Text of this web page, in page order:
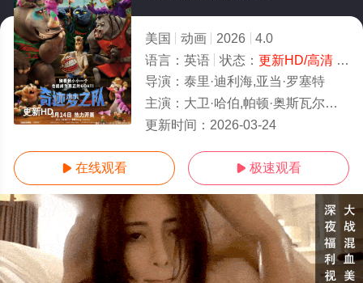
更新HD
美国 动画 2026
4.0
语言： 英语 状态： 更新HD/高清- 免费在线观看
导演： 泰里·迪利海,亚当·罗塞特
主演： 大卫·哈伯,帕顿·奥斯瓦尔特,凯莱布·麦克劳克林,加布里埃尔·尤尼恩,尼克·克罗尔,詹妮弗·哈德森,妮可拉
更新时间： 2026-03-24
 在线观看  极速观看